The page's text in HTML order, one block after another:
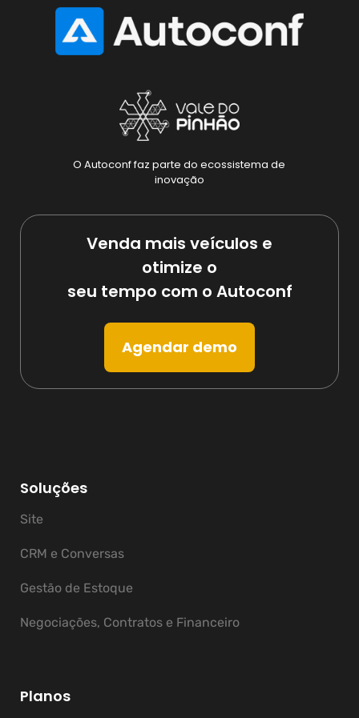
O Autoconf faz parte do ecossistema de
inovação
Venda mais veículos e
otimize o
seu tempo com o Autoconf
Agendar demo
Soluções
Site
CRM e Conversas
Gestão de Estoque
Negociações, Contratos e Financeiro
Planos